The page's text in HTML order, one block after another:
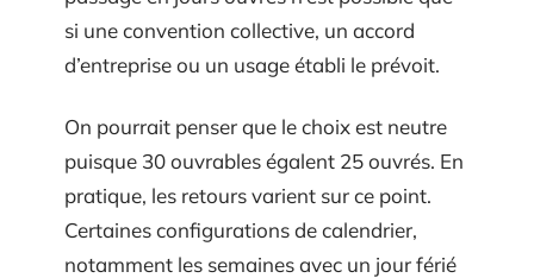
si une convention collective, un accord
d’entreprise ou un usage établi le prévoit.
On pourrait penser que le choix est neutre
puisque 30 ouvrables égalent 25 ouvrés. En
pratique, les retours varient sur ce point.
Certaines configurations de calendrier,
notamment les semaines avec un jour férié